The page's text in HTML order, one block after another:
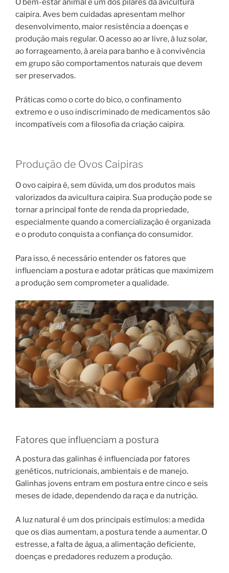
O bem-estar animal é um dos pilares da avicultura
caipira. Aves bem cuidadas apresentam melhor
desenvolvimento, maior resistência a doenças e
produção mais regular. O acesso ao ar livre, à luz solar,
ao forrageamento, à areia para banho e à convivência
em grupo são comportamentos naturais que devem
ser preservados.
Práticas como o corte do bico, o confinamento
extremo e o uso indiscriminado de medicamentos são
incompatíveis com a filosofia da criação caipira.
Produção de Ovos Caipiras
O ovo caipira é, sem dúvida, um dos produtos mais
valorizados da avicultura caipira. Sua produção pode se
tornar a principal fonte de renda da propriedade,
especialmente quando a comercialização é organizada
e o produto conquista a confiança do consumidor.
Para isso, é necessário entender os fatores que
influenciam a postura e adotar práticas que maximizem
a produção sem comprometer a qualidade.
Fatores que influenciam a postura
A postura das galinhas é influenciada por fatores
genéticos, nutricionais, ambientais e de manejo.
Galinhas jovens entram em postura entre cinco e seis
meses de idade, dependendo da raça e da nutrição.
A luz natural é um dos principais estímulos: a medida
que os dias aumentam, a postura tende a aumentar. O
estresse, a falta de água, a alimentação deficiente,
doenças e predadores reduzem a produção.